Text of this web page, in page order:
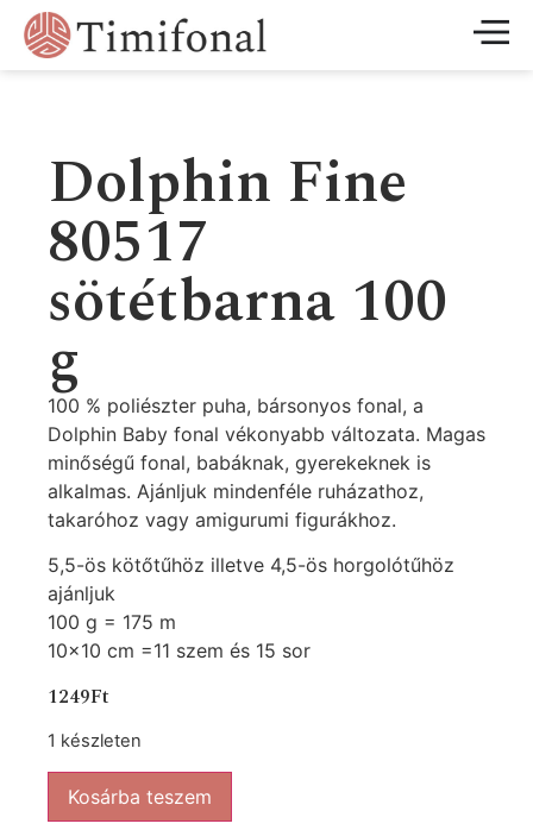
Dolphin Fine
80517
sötétbarna 100
g
100 % poliészter puha, bársonyos fonal, a
Dolphin Baby fonal vékonyabb változata. Magas
minőségű fonal, babáknak, gyerekeknek is
alkalmas. Ajánljuk mindenféle ruházathoz,
takaróhoz vagy amigurumi figurákhoz.
5,5-ös kötőtűhöz illetve 4,5-ös horgolótűhöz
ajánljuk
100 g = 175 m
10×10 cm =11 szem és 15 sor
1249Ft
1 készleten
Kosárba teszem